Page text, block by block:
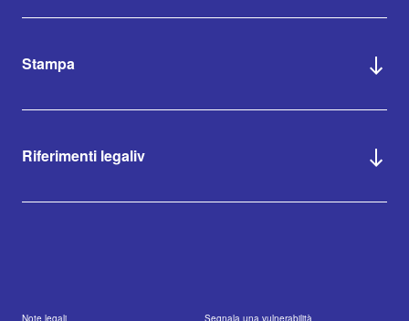
Stampa
Riferimenti legaliv
Note legali Segnala una vulnerabilità